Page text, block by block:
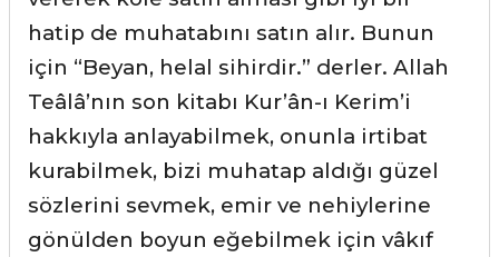
hatip de muhatabını satın alır. Bunun
için “Beyan, helal sihirdir.” derler. Allah
Teâlâ’nın son kitabı Kur’ân-ı Kerim’i
hakkıyla anlayabilmek, onunla irtibat
kurabilmek, bizi muhatap aldığı güzel
sözlerini sevmek, emir ve nehiylerine
gönülden boyun eğebilmek için vâkıf